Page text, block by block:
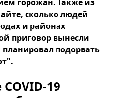
горожан. Также из
сколько людей
и районах
приговор вынесли
подорвать
19